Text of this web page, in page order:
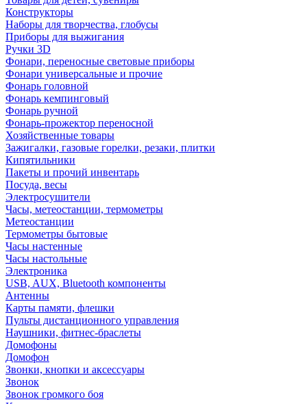
Конструкторы
Наборы для творчества, глобусы
Приборы для выжигания
Ручки 3D
Фонари, переносные световые приборы
Фонари универсальные и прочие
Фонарь головной
Фонарь кемпинговый
Фонарь ручной
Фонарь-прожектор переносной
Хозяйственные товары
Зажигалки, газовые горелки, резаки, плитки
Кипятильники
Пакеты и прочий инвентарь
Посуда, весы
Электросушители
Часы, метеостанции, термометры
Метеостанции
Термометры бытовые
Часы настенные
Часы настольные
Электроника
USB, AUX, Bluetooth компоненты
Антенны
Карты памяти, флешки
Пульты дистанционного управления
Наушники, фитнес-браслеты
Домофоны
Домофон
Звонки, кнопки и аксессуары
Звонок
Звонок громкого боя